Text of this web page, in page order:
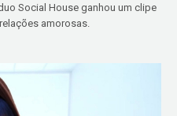
Social House ganhou um clipe
amorosas.